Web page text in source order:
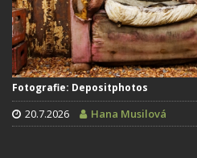
Fotografie: Depositphotos
20.7.2026 Hana Musilová